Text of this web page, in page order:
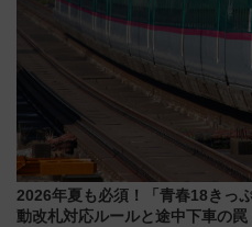
2026年夏も必須！「青春18きっ
動改札対応ルールと途中下車の罠